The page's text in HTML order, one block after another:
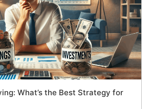
What’s the Best Strategy for